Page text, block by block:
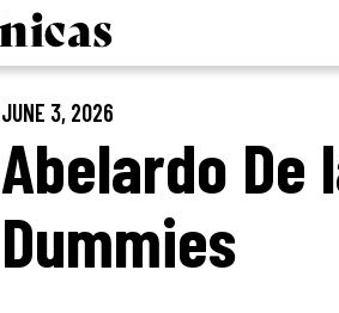
JUNE 3, 2026
Abelardo De
Dummies